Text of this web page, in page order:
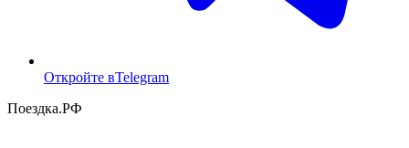
Откройте вTelegram
Поездка.РФ